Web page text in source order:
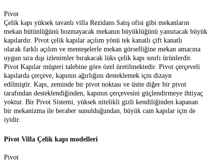
Pivot
Çelik kapı yüksek tavanlı villa Rezidans Satış ofisi gibi mekanların
mekan bütünlüğünü bozmayacak mekanın büyüklüğünü yansıtacak büyük
kapılardır. Pivot çelik kapılar açılım yönü tek kanatlı çift kanatlı
olarak farklı açılım ve menteşelerle mekan görselliğine mekan amacına
uygun sıra dışı izlenimler bırakacak lüks çelik kapı sınıfı ürünlerdir.
Pivot Kapılar müşteri talebine göre özel üretilmektedir. Pivot çerçeveli
kapılarda çerçeve, kapının ağırlığını desteklemek için dizayn
edilmiştir. Kapı, zeminde bir pivot noktası ve üstte diğer bir pivot
tarafından desteklendiğinden, kapının çerçevesini güçlendirmeye ihtiyaç
yoktur. Bir Pivot Sistemi, yüksek nitelikli gizli kendiliğinden kapanan
bir mekanizma ile beraber sunulduğundan, büyük cam kapılar için de
iyidir.
Pivot Villa Çelik kapı modelleri
Pivot